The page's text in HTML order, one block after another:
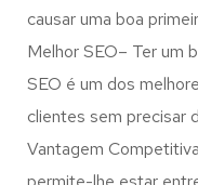
causar uma boa
Melhor SEO– Ter um
SEO é um dos
clientes sem precisar
Vantagem